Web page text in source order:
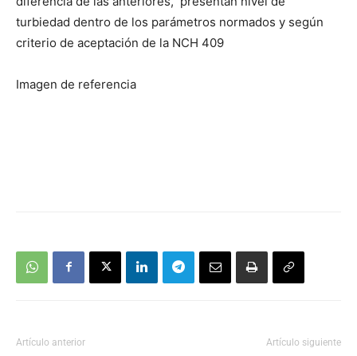
turbiedad dentro de los parámetros normados y según
criterio de aceptación de la NCH 409
Imagen de referencia
Artículo anterior Artículo siguiente